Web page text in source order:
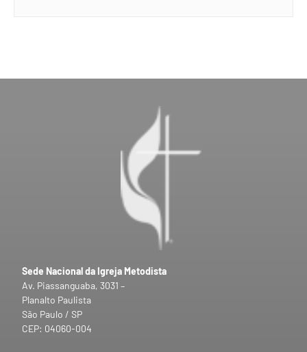
Sede Nacional da Igreja Metodista
Av. Piassanguaba, 3031 –
Planalto Paulista
São Paulo / SP
CEP: 04060-004